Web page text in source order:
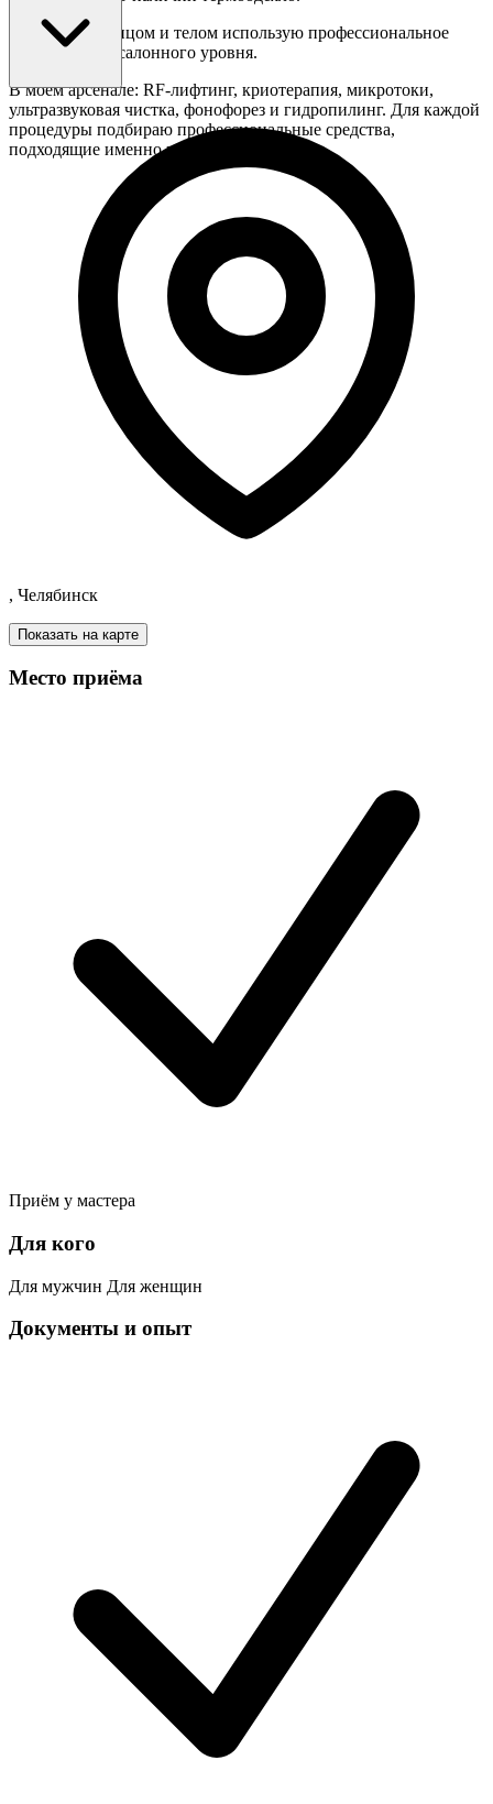
Для ухода за лицом и телом использую профессиональное
оборудование салонного уровня.
В моём арсенале: RF-лифтинг, криотерапия, микротоки,
ультразвуковая чистка, фонофорез и гидропилинг. Для каждой
процедуры подбираю профессиональные средства,
подходящие именно вам.
, Челябинск
Показать на карте
Место приёма
Приём у мастера
Для кого
Для мужчин Для женщин
Документы и опыт